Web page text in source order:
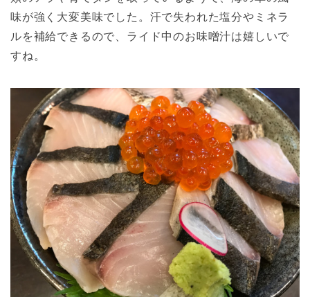
味が強く大変美味でした。汗で失われた塩分やミネラ
ルを補給できるので、ライド中のお味噌汁は嬉しいで
すね。